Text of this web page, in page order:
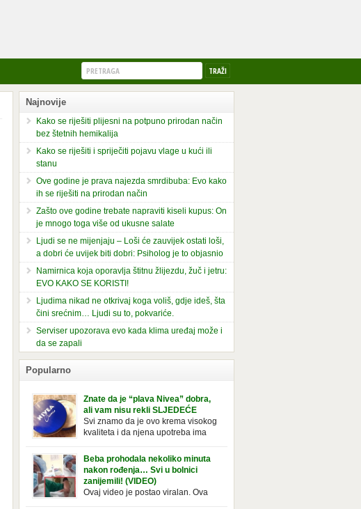
Najnovije
Kako se riješiti plijesni na potpuno prirodan način
bez štetnih hemikalija
Kako se riješiti i spriječiti pojavu vlage u kući ili
stanu
Ove godine je prava najezda smrdibuba: Evo kako
ih se riješiti na prirodan način
Zašto ove godine trebate napraviti kiseli kupus: On
je mnogo toga više od ukusne salate
Ljudi se ne mijenjaju – Loši će zauvijek ostati loši,
a dobri će uvijek biti dobri: Psiholog je to objasnio
Namirnica koja oporavlja štitnu žlijezdu, žuč i jetru:
EVO KAKO SE KORISTI!
Ljudima nikad ne otkrivaj koga voliš, gdje ideš, šta
čini srećnim… Ljudi su to, pokvariće.
Serviser upozorava evo kada klima uređaj može i
da se zapali
Popularno
Znate da je “plava Nivea” dobra,
ali vam nisu rekli SLJEDEĆE
Svi znamo da je ovo krema visokog
kvaliteta i da njena upotreba ima
sljedeće o njoj. Nivea krema u klasičnoj, plavoj
kutiji, prepoznatljivog mirisa i jednostavne
formule, jeste nezamenljiv inventar u kupatilima i
muškaraca i žena. Mnogi ljudi se ne odvajaju od
nje, pa je čak nose sa […]
Beba prohodala nekoliko minuta
nakon rođenja… Svi u bolnici
zanijemili! (VIDEO)
Ovaj video je postao viralan. Ova